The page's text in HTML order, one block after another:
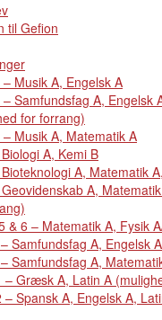
til Gefion
– Musik A, Engelsk A
– Samfundsfag A, Engelsk
for forrang)
– Musik A, Matematik A
A, Kemi B
A, Matematik
A,
& 6 – Matematik A, Fysik
Samfundsfag A, Engelsk A
Samfundsfag A,
– Græsk A, Latin A
– Spansk A, Engelsk A,